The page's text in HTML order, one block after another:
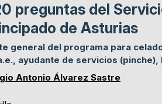
preguntas del
de Asturias
general del programa para
ayudante de servicios
Antonio Álvarez Sastre